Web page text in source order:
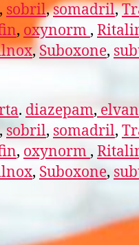
, sobril,somadril,
, oxynorm ,
,Suboxone,
. diazepam,
,sobril, somadril,
, oxynorm ,
, Suboxone,